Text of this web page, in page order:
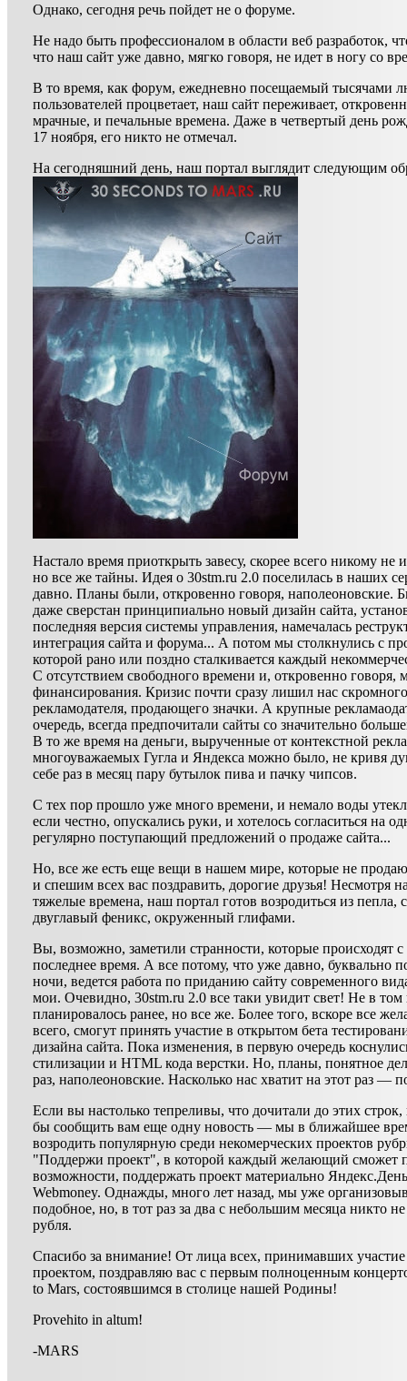
Однако, сегодня речь пойдет не о форуме.
Не надо быть профессионалом в области веб разработок,
что наш сайт уже давно, мягко говоря, не идет в ногу со
В то время, как форум, ежедневно посещаемый тысячами
пользователей процветает, наш сайт переживает,
мрачные, и печальные времена. Даже в четвертый день
17 ноября, его никто не отмечал.
На сегодняшний день, наш портал выглядит следующим
Настало время приоткрыть завесу, скорее всего никому не
но все же тайны. Идея о 30stm.ru 2.0 поселилась в наших
давно. Планы были, откровенно говоря, наполеоновские.
даже сверстан принципиально новый дизайн сайта,
последняя версия системы управления, намечалась
интеграция сайта и форума... А потом мы столкнулись с
которой рано или поздно сталкивается каждый
С отсутствием свободного времени и, откровенно говоря,
финансирования. Кризис почти сразу лишил нас скромного
рекламодателя, продающего значки. А крупные
очередь, всегда предпочитали сайты со значительно
В то же время на деньги, вырученные от контекстной
многоуважаемых Гугла и Яндекса можно было, не кривя
себе раз в месяц пару бутылок пива и пачку чипсов.
C тех пор прошло уже много времени, и немало воды
если честно, опускались руки, и хотелось согласиться на
регулярно поступающий предложений о продаже сайта...
Но, все же есть еще вещи в нашем мире, которые не
и спешим всех вас поздравить, дорогие друзья! Несмотря
тяжелые времена, наш портал готов возродиться из пепла,
двуглавый феникс, окруженный глифами.
Вы, возможно, заметили странности, которые происходят с
последнее время. А все потому, что уже давно, буквально
ночи, ведется работа по приданию сайту современного
мои. Очевидно, 30stm.ru 2.0 все таки увидит свет! Не в том
планировалось ранее, но все же. Более того, вскоре все
всего, смогут принять участие в открытом бета
дизайна сайта. Пока изменения, в первую очередь
стилизации и HTML кода верстки. Но, планы, понятное
раз, наполеоновские. Насколько нас хватит на этот раз —
Если вы настолько тепреливы, что дочитали до этих строк,
бы сообщить вам еще одну новость — мы в ближайшее
возродить популярную среди некомерческих проектов
"Поддержи проект", в которой каждый желающий сможет
возможности, поддержать проект материально
Webmoney. Однажды, много лет назад, мы уже
подобное, но, в тот раз за два с небольшим месяца никто
рубля.
Спасибо за внимание! От лица всех, принимавших участие
проектом, поздравляю вас с первым полноценным
to Mars, состоявшимся в столице нашей Родины!
Provehito in altum!
-MARS